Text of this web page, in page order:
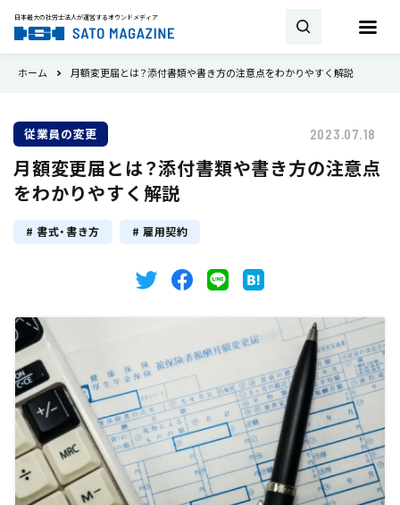
日本最大の社労士法人が運営するオウンドメディア
SATO MAGAZINEとは
新着
最新の法改正
タイミング
キーワード
試用期間 雇用契約
相談・顧問契約
社労士
就業規則
育児休業
36協定
事業所
会社設立
労災保険
雇用保険
厚生年金
健康保険
ホーム 月額変更届とは？添付書類や書き方の注意点をわかりやすく解説
従業員の変更 2023.07.18
月額変更届とは？添付書類や書き方の注意点
をわかりやすく解説
書式・書き方 雇用契約